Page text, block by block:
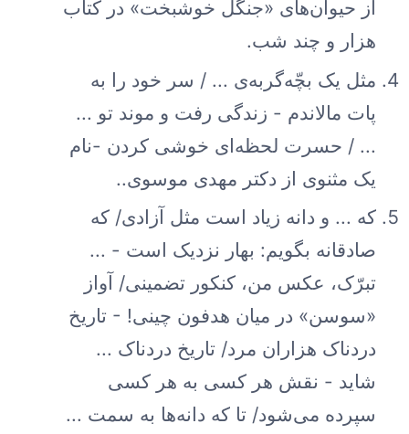
از حیوان‌های «جنگل خوشبخت» در کتاب
هزار و چند شب.
مثل یک بچّه‌گربه‌ی ... / سر خود را به
پات مالاندم - زندگی رفت و موند تو ...
... / حسرت لحظه‌ای خوشی کردن -نام
یک مثنوی از دکتر مهدی موسوی..
که ... و دانه زیاد است مثل آزادی/ که
صادقانه بگویم: بهار نزدیک است - ...
تبرّک، عکس من، کنکور تضمینی/ آواز
«سوسن» در میان هدفون چینی! - تاریخ
دردناک هزاران مرد/ تاریخ دردناک ...
شاید - نقش هر کسی به هر کسی
سپرده می‌شود/ تا که دانه‌ها به سمت ...